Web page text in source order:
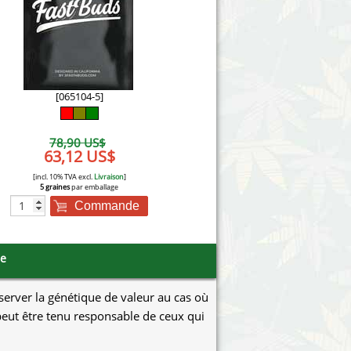
Victory Seeds
Vision Seeds
White Label Seeds
World of Seeds
CBD Chanvre Industriel
[065104-5]
78,90 US$
63,12 US$
[incl. 10% TVA excl.Livraison]
5 grainespar emballage
Commande
la génétique de valeur au cas où
être tenu responsable de ceux qui